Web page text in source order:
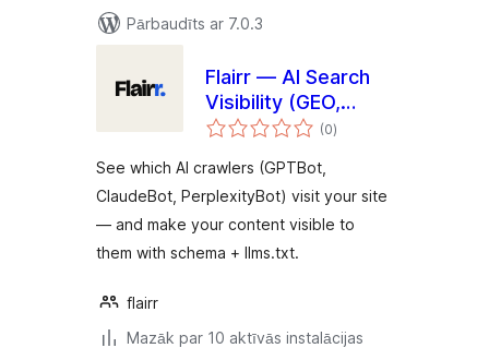
Pārbaudīts ar 7.0.3
Flairr — AI Search
Visibility (GEO,
llms.txt & Schema
(0vērtējumu
kopsumma
)
See which AI crawlers (GPTBot,
ClaudeBot, PerplexityBot) visit your site
— and make your content visible to
them with schema + llms.txt.
flairr
Mazāk par 10 aktīvās instalācijas